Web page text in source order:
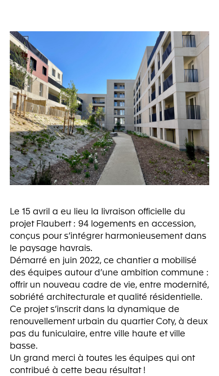
Le 15 avril a eu lieu la livraison officielle du
projet Flaubert : 94 logements en accession,
conçus pour s’intégrer harmonieusement dans
le paysage havrais.
Démarré en juin 2022, ce chantier a mobilisé
des équipes autour d’une ambition commune :
offrir un nouveau cadre de vie, entre modernité,
sobriété architecturale et qualité résidentielle.
Ce projet s’inscrit dans la dynamique de
renouvellement urbain du quartier Coty, à deux
pas du funiculaire, entre ville haute et ville
basse.
Un grand merci à toutes les équipes qui ont
contribué à cette beau résultat !